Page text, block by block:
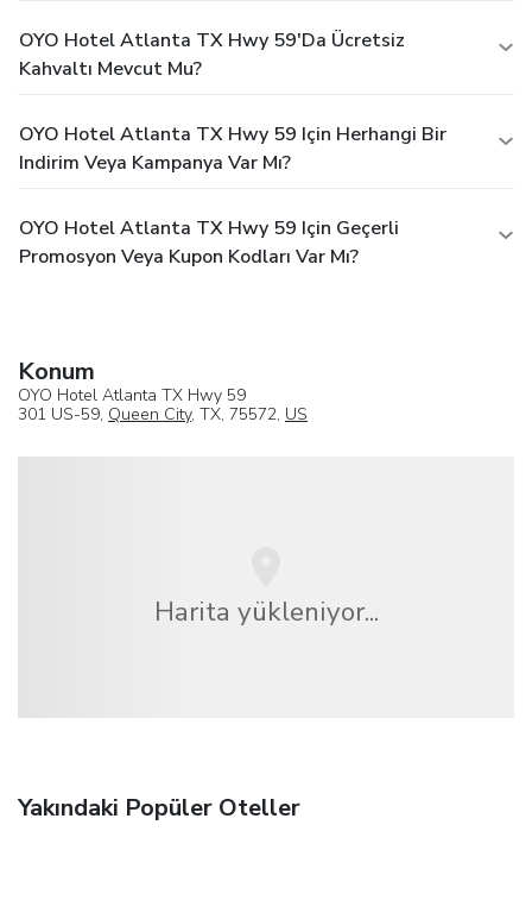
OYO Hotel Atlanta TX Hwy 59'da Ücretsiz
Kahvaltı Mevcut Mu?
OYO Hotel Atlanta TX Hwy 59 Için Herhangi Bir
Indirim Veya Kampanya Var Mı?
OYO Hotel Atlanta TX Hwy 59 Için Geçerli
Promosyon Veya Kupon Kodları Var Mı?
Konum
OYO Hotel Atlanta TX Hwy 59
301 US-59, Queen City, TX, 75572, US
Harita yükleniyor...
Yakındaki Popüler Oteller